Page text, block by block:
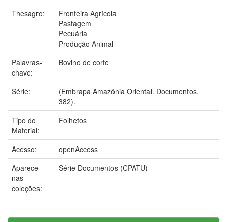
Thesagro:
Fronteira Agrícola
Pastagem
Pecuária
Produção Animal
Palavras-
chave:
Bovino de corte
Série:
(Embrapa Amazônia Oriental. Documentos,
382).
Tipo do
Material:
Folhetos
Acesso:
openAccess
Aparece
nas
coleções:
Série Documentos (CPATU)